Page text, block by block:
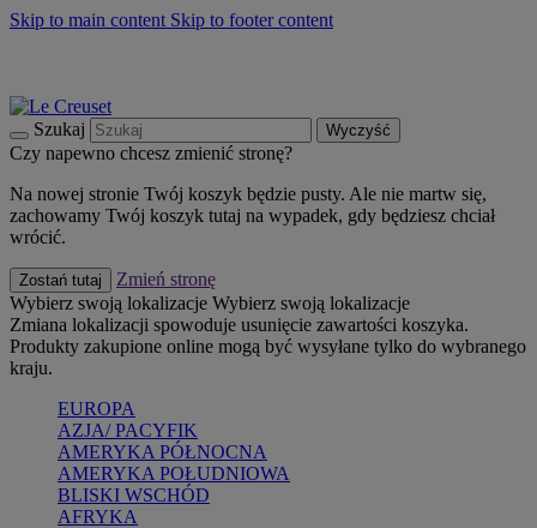
Skip to main content Skip to footer content
Szukaj Wyczyść
Czy napewno chcesz zmienić stronę?
Na nowej stronie Twój koszyk będzie pusty. Ale nie martw się,
zachowamy Twój koszyk tutaj na wypadek, gdy będziesz chciał
wrócić.
Zostań tutaj
Zmień stronę
Wybierz swoją lokalizacje Wybierz swoją lokalizacje
Zmiana lokalizacji spowoduje usunięcie zawartości koszyka.
Produkty zakupione online mogą być wysyłane tylko do wybranego
kraju.
EUROPA
AZJA/ PACYFIK
AMERYKA PÓŁNOCNA
AMERYKA POŁUDNIOWA
BLISKI WSCHÓD
AFRYKA